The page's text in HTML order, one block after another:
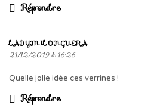
Répondre
LADYMILONGUERA
21/12/2019 à 16:26
Quelle jolie idée ces verrines !
Répondre